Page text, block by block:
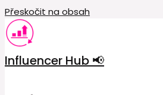
Přeskočit na obsah
Influencer Hub 📢